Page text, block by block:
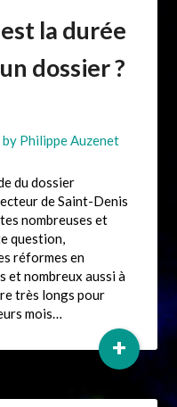
la durée
dossier ?
by Philippe Auzenet
du dossier
de Saint-Denis
nombreuses et
question,
réformes en
et nombreux aussi à
très longs pour
mois…
+